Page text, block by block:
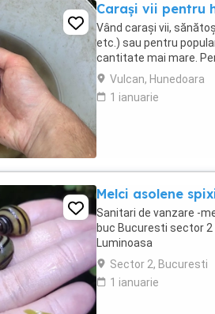
Carași vii pentru
Vând carași vii,
etc.) sau pentru
cantitate mai mare.
Vulcan, Hunedoara
1 ianuarie
Melci asolene
Sanitari de vanzare -
buc Bucuresti sector
Luminoasa
Sector 2, Bucuresti
1 ianuarie